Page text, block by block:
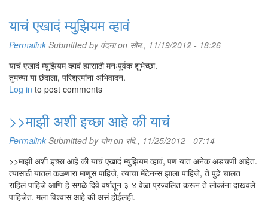
याचं एखादं म्युझियम व्हावं
Permalink Submitted by वंदनाon सोम., 11/19/2012 - 18:26
याचं एखादं म्युझियम व्हावं ह्यासाठी मनःपूर्वक शुभेच्छा.
तुमच्या या छंदाला, परिश्रमांना अभिवादन.
Log in to post comments
>>माझी अशी इच्छा आहे की याचं
Permalink Submitted by योगon रवि., 11/25/2012 - 07:14
>>माझी अशी इच्छा आहे की याचं एखादं म्युझियम व्हावं, पण यात अनेक अडचणी आहेत.
त्यासाठी यातलं कळणारा माणूस पाहिजे, त्याचा मेंटेनन्स झाला पाहिजे, ते पुढे चालत
राहिलं पाहिजे आणि हे सगळे दिवे वर्षातून ३-४ वेळा प्रज्वलित करून ते लोकांना दाखवले
पाहिजेत. मला विश्वास आहे की असं होईलही.